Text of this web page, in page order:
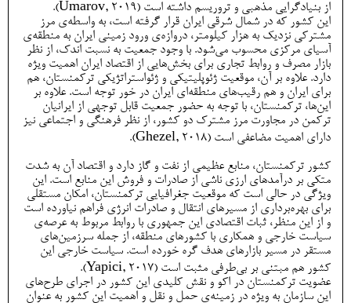
از بنیادگرایی مذهبی و تروریسم داشته است (Umarov, 2019).
این کشور که در شمال شرقی ایران قرار گرفته است، به واسطه‌ی مرز
مشترکی نزدیک به هزار کیلومتر، دروازه‌ی ورود زمینی ایران به منطقه‌ی
آسیای مرکزی محسوب می‌شود. با وجود جمعیت به نسبت اندک، از نظر
بازار مصرف و روابط تجاری برای بخش‌هایی از اقتصاد ایران اهمیت ویژه
دارد. علاوه بر آن، موقعیت ژئوپلیتیکی و ژئواستراتژیکی ترکمنستان، هم
برای ایران و هم رقیب‌های منطقه‌ای ایران در خور توجه است. علاوه بر
این‌ها، ترکمنستان، با توجه به حضور جمعیت قابل توجهی از ایرانیان
ترکمن در مجاورت مرز مشترک دو کشور، از نظر فرهنگی و اجتماعی نیز
دارای اهمیت مضاعفی است (Ghezel, 2018).
کشور ترکمنستان، منابع عظیمی از نفت و گاز دارد و اقتصاد آن به شدت
متکی بر درآمدهای ارزی ناشی از صادرات و فروش این منابع است. این
ویژگی در حالی است که موقعیت جغرافیایی ترکمنستان، امکان مستقلی
برای بهره‌برداری از مسیرهای انتقال و صادرات انرژی فراهم نیاورده است
و از این منظر، ثبات اقتصادی این جمهوری با روابط مربوط به عرصه‌ی
سیاست خارجی و همکاری با کشورهای منطقه، از جمله سرزمین‌های
مستقر در مسیر بازارهای هدف گره خورده است. سیاست خارجی این
کشور هم مبتنی بر بی‌طرفی مثبت است (Yapici, 2017).
عضویت ترکمنستان در اکو و نقش کلیدی این کشور در اجرای طرح‌های
این سازمان به ویژه در زمینه‌ی حمل و نقل و اهمیت این کشور به عنوان